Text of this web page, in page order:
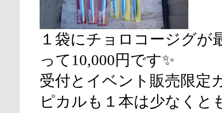
１袋にチョロコージグが
って10,000円です✨
受付とイベント販売限定
ピカルも１本は少なくと